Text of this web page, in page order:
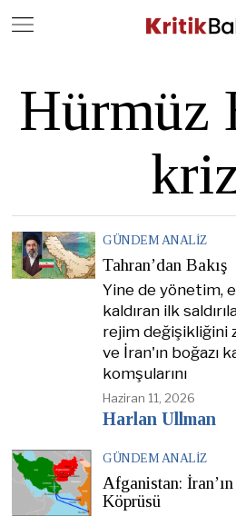
Hürmüz
GÜNDEM ANALIZ
Tahran’dan Bakış
Yine de yönetim,
kaldıran ilk
rejim değişikliğini
ve İran'ın boğazı
komşularını
Haziran 11, 2026
Harlan Ullman
GÜNDEM ANALIZ
Afganistan:
Köprüsü